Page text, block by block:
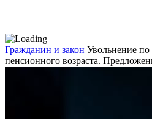
Гражданин и закон Увольнение
пенсионного возраста.